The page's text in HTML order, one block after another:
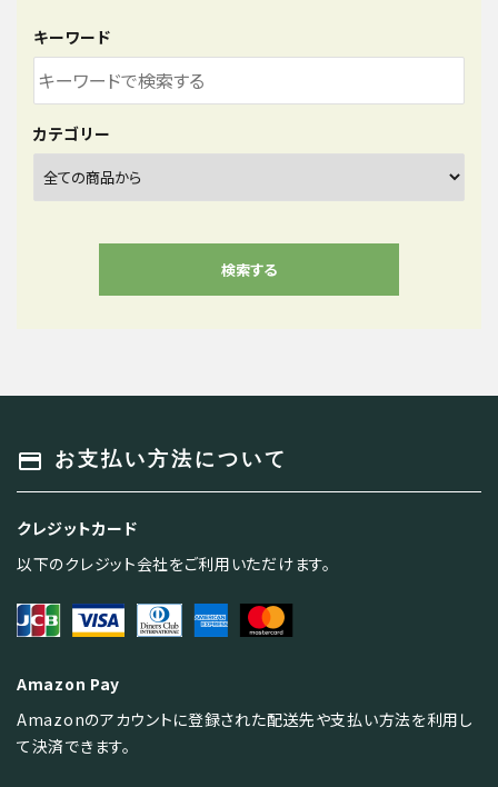
キーワード
カテゴリー
検索する
キーワード
payment お支払い方法について
クレジットカード
以下のクレジット会社をご利用いただけます。
Amazon Pay
Amazonのアカウントに登録された配送先や支払い方法を利用し
て決済できます。